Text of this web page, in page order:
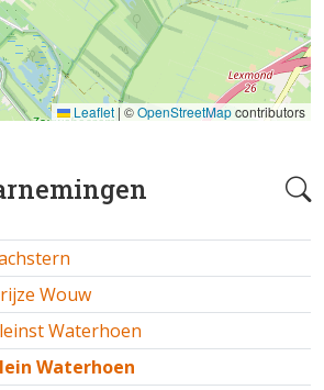
Wouw
Waterhoen
Waterhoen
Leaflet | ©OpenStreetMapcontributors